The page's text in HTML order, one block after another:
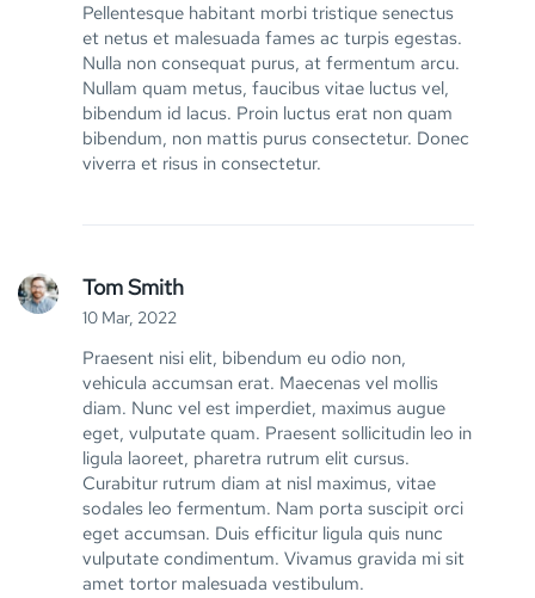
Pellentesque habitant morbi tristique senectus
et netus et malesuada fames ac turpis egestas.
Nulla non consequat purus, at fermentum arcu.
Nullam quam metus, faucibus vitae luctus vel,
bibendum id lacus. Proin luctus erat non quam
bibendum, non mattis purus consectetur. Donec
viverra et risus in consectetur.
Tom Smith
10 Mar, 2022
Praesent nisi elit, bibendum eu odio non,
vehicula accumsan erat. Maecenas vel mollis
diam. Nunc vel est imperdiet, maximus augue
eget, vulputate quam. Praesent sollicitudin leo in
ligula laoreet, pharetra rutrum elit cursus.
Curabitur rutrum diam at nisl maximus, vitae
sodales leo fermentum. Nam porta suscipit orci
eget accumsan. Duis efficitur ligula quis nunc
vulputate condimentum. Vivamus gravida mi sit
amet tortor malesuada vestibulum.